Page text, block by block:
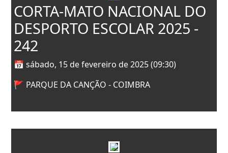
CORTA-MATO NACIONAL DO
DESPORTO ESCOLAR 2025 -
242
📅 sábado, 15 de fevereiro de 2025 (09:30)
🚩 PARQUE DA CANÇÃO - COIMBRA